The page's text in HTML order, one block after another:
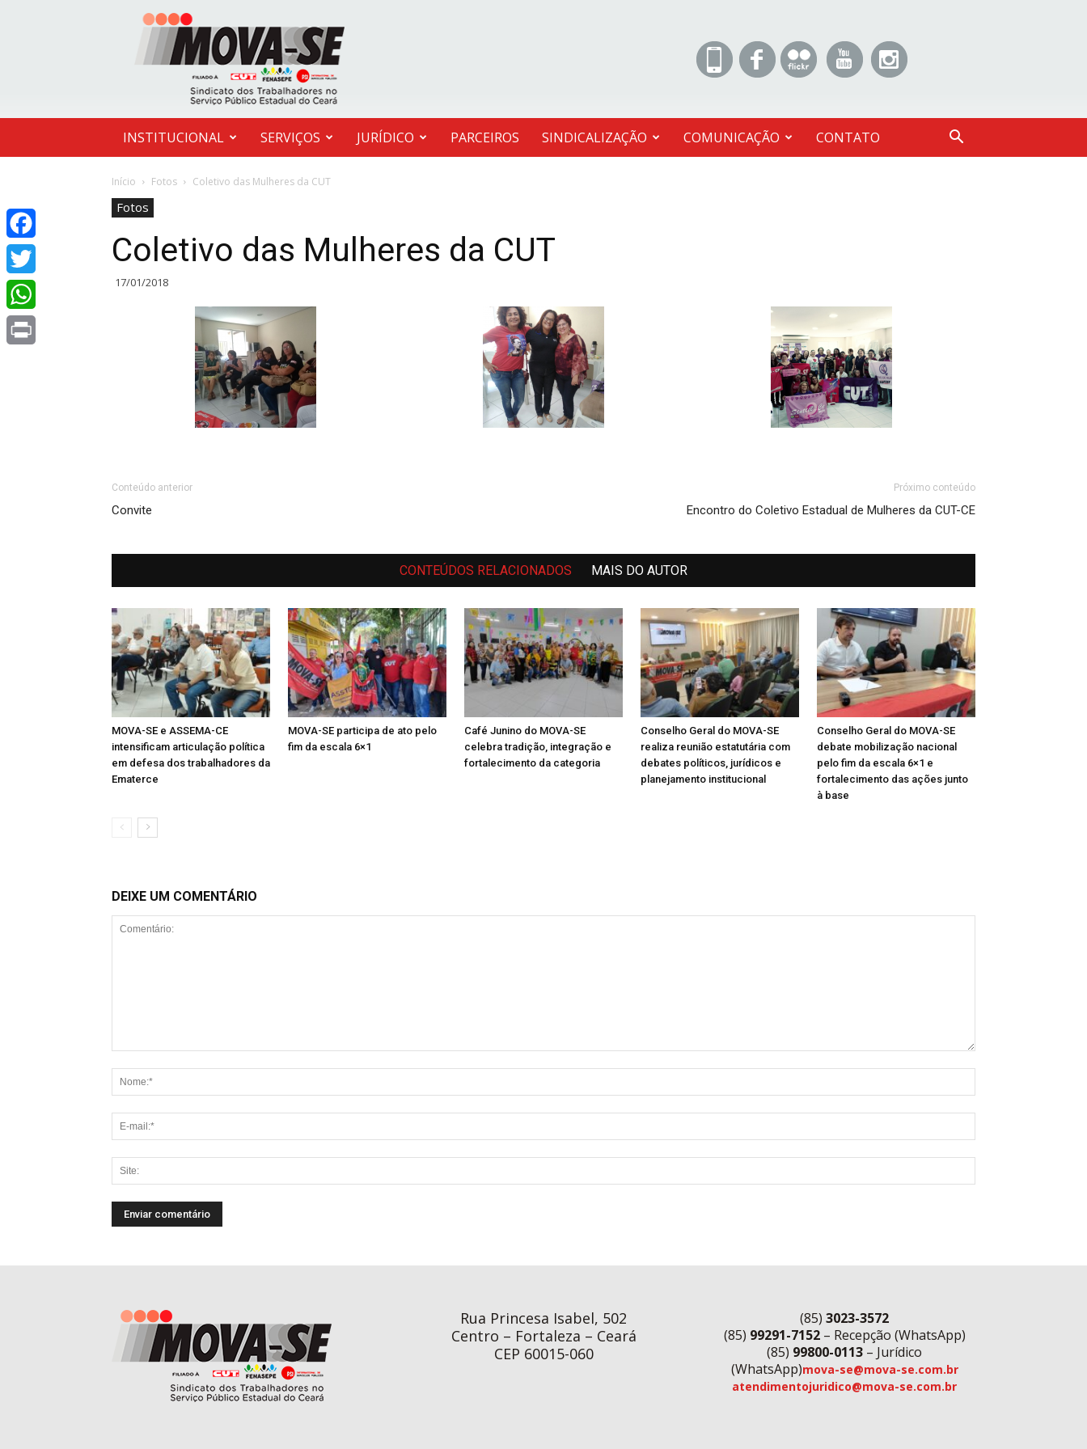
MOVA-
SE
INSTITUCIONAL SERVIÇOS JURÍDICO PARCEIROS SINDICALIZAÇÃO COMUNICAÇÃO CONTATO
Início Fotos Coletivo das Mulheres da CUT
Fotos
Coletivo das Mulheres da CUT
17/01/2018
Conteúdo anterior
Convite
Próximo conteúdo
Encontro do Coletivo Estadual de Mulheres da CUT-CE
CONTEÚDOS RELACIONADOS MAIS DO AUTOR
MOVA-SE e ASSEMA-CE
intensificam articulação política
em defesa dos trabalhadores da
Ematerce
MOVA-SE participa de ato pelo
fim da escala 6×1
Café Junino do MOVA-SE
celebra tradição, integração e
fortalecimento da categoria
Conselho Geral do MOVA-SE
realiza reunião estatutária com
debates políticos, jurídicos e
planejamento institucional
Conselho Geral do MOVA-SE
debate mobilização nacional
pelo fim da escala 6×1 e
fortalecimento das ações junto
à base
DEIXE UM COMENTÁRIO
Rua Princesa Isabel, 502
Centro – Fortaleza – Ceará
CEP 60015-060
(85) 3023-3572
(85) 99291-7152– Recepção (WhatsApp)
(85) 99800-0113 – Jurídico
(WhatsApp)mova-se@mova-se.com.br
atendimentojuridico@mova-se.com.br
Facebook
Twitter
WhatsApp